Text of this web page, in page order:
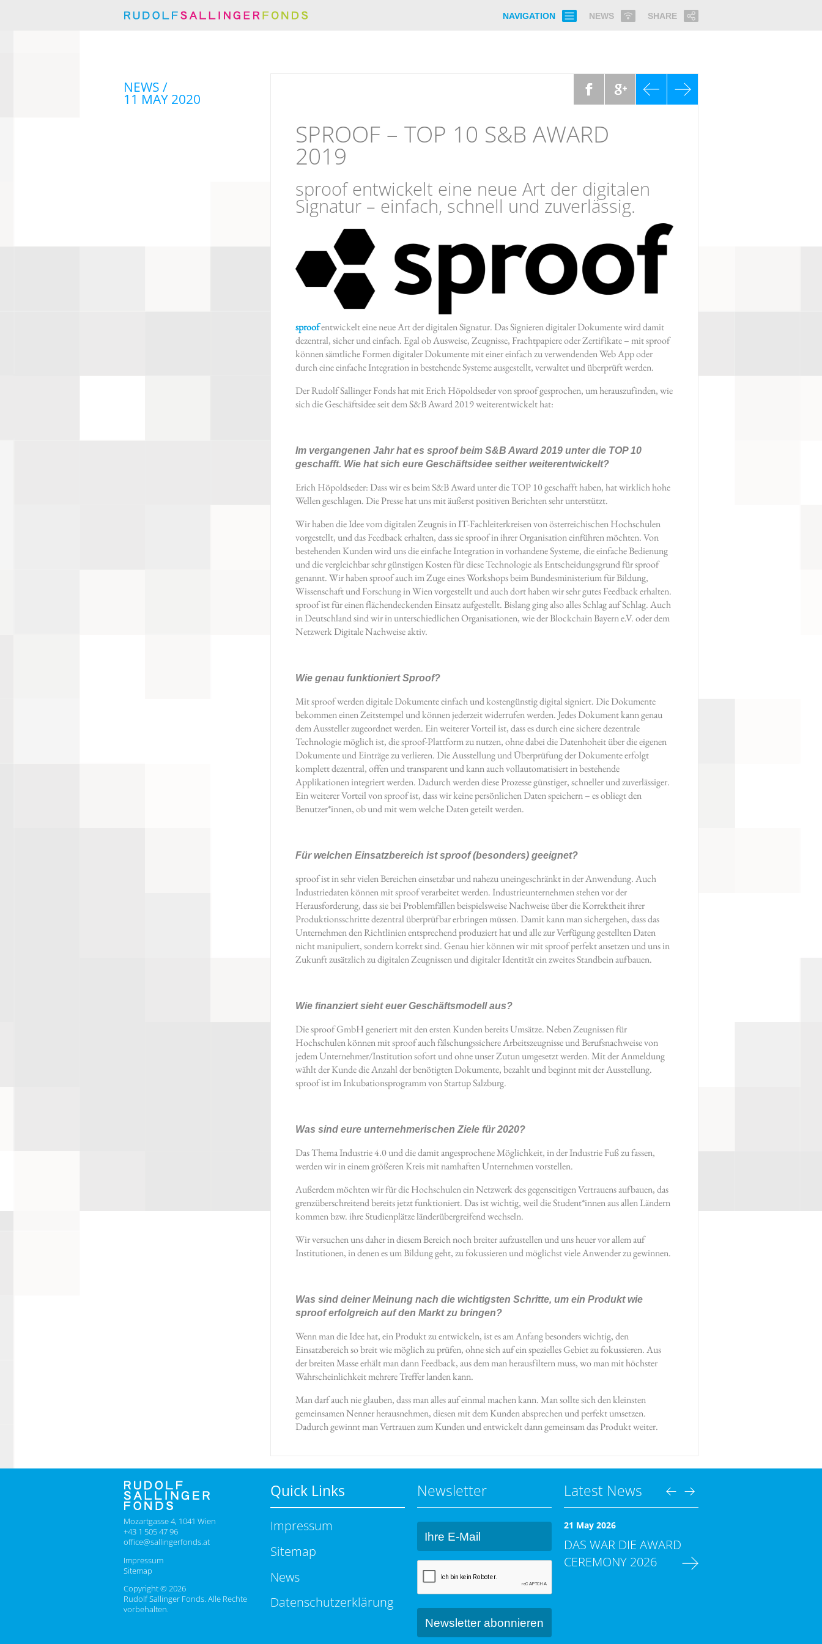
NAVIGATION NEWS SHARE
NEWS /
11 MAY 2020
SPROOF – TOP 10 S&B AWARD
2019
sproof entwickelt eine neue Art der digitalen
Signatur – einfach, schnell und zuverlässig.
sproofentwickelt eine neue Art der digitalen Signatur. Das Signieren digitaler Dokumente wird damit
dezentral, sicher und einfach. Egal ob Ausweise, Zeugnisse, Frachtpapiere oder Zertifikate – mit sproof
können sämtliche Formen digitaler Dokumente mit einer einfach zu verwendenden Web App oder
durch eine einfache Integration in bestehende Systeme ausgestellt, verwaltet und überprüft werden.
Der Rudolf Sallinger Fonds hat mit Erich Höpoldseder von sproof gesprochen, um herauszufinden, wie
sich die Geschäftsidee seit dem S&B Award 2019 weiterentwickelt hat:
Im vergangenen Jahr hat es sproof beim S&B Award 2019 unter die TOP 10
geschafft. Wie hat sich eure Geschäftsidee seither weiterentwickelt?
Erich Höpoldseder: Dass wir es beim S&B Award unter die TOP 10 geschafft haben, hat wirklich hohe
Wellen geschlagen. Die Presse hat uns mit äußerst positiven Berichten sehr unterstützt.
Wir haben die Idee vom digitalen Zeugnis in IT-Fachleiterkreisen von österreichischen Hochschulen
vorgestellt, und das Feedback erhalten, dass sie sproof in ihrer Organisation einführen möchten. Von
bestehenden Kunden wird uns die einfache Integration in vorhandene Systeme, die einfache Bedienung
und die vergleichbar sehr günstigen Kosten für diese Technologie als Entscheidungsgrund für sproof
genannt. Wir haben sproof auch im Zuge eines Workshops beim Bundesministerium für Bildung,
Wissenschaft und Forschung in Wien vorgestellt und auch dort haben wir sehr gutes Feedback erhalten.
sproof ist für einen flächendeckenden Einsatz aufgestellt. Bislang ging also alles Schlag auf Schlag. Auch
in Deutschland sind wir in unterschiedlichen Organisationen, wie der Blockchain Bayern e.V. oder dem
Netzwerk Digitale Nachweise aktiv.
Wie genau funktioniert Sproof?
Mit sproof werden digitale Dokumente einfach und kostengünstig digital signiert. Die Dokumente
bekommen einen Zeitstempel und können jederzeit widerrufen werden. Jedes Dokument kann genau
dem Aussteller zugeordnet werden. Ein weiterer Vorteil ist, dass es durch eine sichere dezentrale
Technologie möglich ist, die sproof-Plattform zu nutzen, ohne dabei die Datenhoheit über die eigenen
Dokumente und Einträge zu verlieren. Die Ausstellung und Überprüfung der Dokumente erfolgt
komplett dezentral, offen und transparent und kann auch vollautomatisiert in bestehende
Applikationen integriert werden. Dadurch werden diese Prozesse günstiger, schneller und zuverlässiger.
Ein weiterer Vorteil von sproof ist, dass wir keine persönlichen Daten speichern – es obliegt den
Benutzer*innen, ob und mit wem welche Daten geteilt werden.
Für welchen Einsatzbereich ist sproof (besonders) geeignet?
sproof ist in sehr vielen Bereichen einsetzbar und nahezu uneingeschränkt in der Anwendung. Auch
Industriedaten können mit sproof verarbeitet werden. Industrieunternehmen stehen vor der
Herausforderung, dass sie bei Problemfällen beispielsweise Nachweise über die Korrektheit ihrer
Produktionsschritte dezentral überprüfbar erbringen müssen. Damit kann man sichergehen, dass das
Unternehmen den Richtlinien entsprechend produziert hat und alle zur Verfügung gestellten Daten
nicht manipuliert, sondern korrekt sind. Genau hier können wir mit sproof perfekt ansetzen und uns in
Zukunft zusätzlich zu digitalen Zeugnissen und digitaler Identität ein zweites Standbein aufbauen.
Wie finanziert sieht euer Geschäftsmodell aus?
Die sproof GmbH generiert mit den ersten Kunden bereits Umsätze. Neben Zeugnissen für
Hochschulen können mit sproof auch fälschungssichere Arbeitszeugnisse und Berufsnachweise von
jedem Unternehmer/Institution sofort und ohne unser Zutun umgesetzt werden. Mit der Anmeldung
wählt der Kunde die Anzahl der benötigten Dokumente, bezahlt und beginnt mit der Ausstellung.
sproof ist im Inkubationsprogramm von Startup Salzburg.
Was sind eure unternehmerischen Ziele für 2020?
Das Thema Industrie 4.0 und die damit angesprochene Möglichkeit, in der Industrie Fuß zu fassen,
werden wir in einem größeren Kreis mit namhaften Unternehmen vorstellen.
Außerdem möchten wir für die Hochschulen ein Netzwerk des gegenseitigen Vertrauens aufbauen, das
grenzüberschreitend bereits jetzt funktioniert. Das ist wichtig, weil die Student*innen aus allen Ländern
kommen bzw. ihre Studienplätze länderübergreifend wechseln.
Wir versuchen uns daher in diesem Bereich noch breiter aufzustellen und uns heuer vor allem auf
Institutionen, in denen es um Bildung geht, zu fokussieren und möglichst viele Anwender zu gewinnen.
Was sind deiner Meinung nach die wichtigsten Schritte, um ein Produkt wie
sproof erfolgreich auf den Markt zu bringen?
Wenn man die Idee hat, ein Produkt zu entwickeln, ist es am Anfang besonders wichtig, den
Einsatzbereich so breit wie möglich zu prüfen, ohne sich auf ein spezielles Gebiet zu fokussieren. Aus
der breiten Masse erhält man dann Feedback, aus dem man herausfiltern muss, wo man mit höchster
Wahrscheinlichkeit mehrere Treffer landen kann.
Man darf auch nie glauben, dass man alles auf einmal machen kann. Man sollte sich den kleinsten
gemeinsamen Nenner herausnehmen, diesen mit dem Kunden absprechen und perfekt umsetzen.
Dadurch gewinnt man Vertrauen zum Kunden und entwickelt dann gemeinsam das Produkt weiter.
Mozartgasse 4, 1041 Wien
+43 1 505 47 96
office@sallingerfonds.at
Impressum
Sitemap
Copyright © 2026
Rudolf Sallinger Fonds. Alle Rechte
vorbehalten.
Quick Links
Impressum
Sitemap
News
Datenschutzerklärung
Newsletter Latest News
21 May 2026
DAS WAR DIE AWARD
CEREMONY 2026